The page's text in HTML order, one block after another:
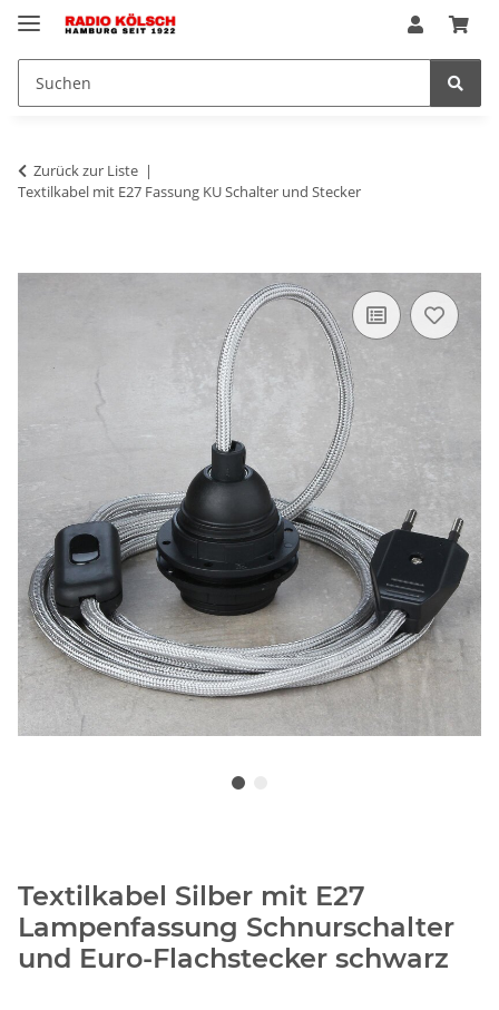
Zurück zur Liste
Textilkabel mit E27 Fassung KU Schalter und Stecker
Textilkabel Silber mit E27
Lampenfassung Schnurschalter
und Euro-Flachstecker schwarz